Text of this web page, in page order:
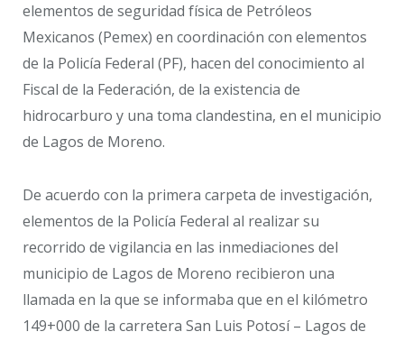
elementos de seguridad física de Petróleos
Mexicanos (Pemex) en coordinación con elementos
de la Policía Federal (PF), hacen del conocimiento al
Fiscal de la Federación, de la existencia de
hidrocarburo y una toma clandestina, en el municipio
de Lagos de Moreno.
De acuerdo con la primera carpeta de investigación,
elementos de la Policía Federal al realizar su
recorrido de vigilancia en las inmediaciones del
municipio de Lagos de Moreno recibieron una
llamada en la que se informaba que en el kilómetro
149+000 de la carretera San Luis Potosí – Lagos de